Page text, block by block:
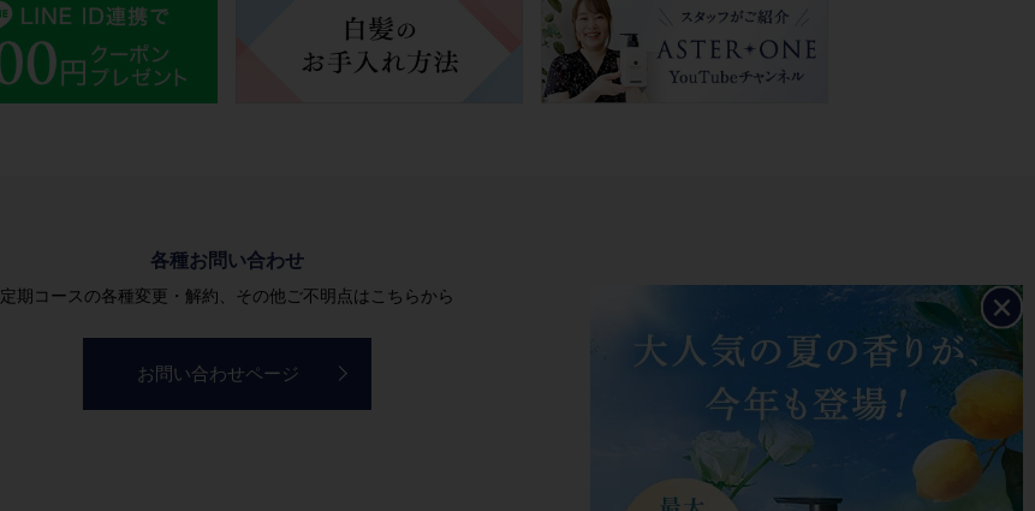
各種お問い合わせ
定期コースの各種変更・解約、その他ご不明点はこちらから
お問い合わせページ